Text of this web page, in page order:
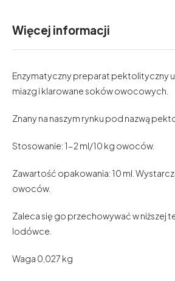
Więcej informacji
Enzymatyczny preparat pektolityczny
miazg i klarowane soków owocowych.
Znany na naszym rynku pod nazwą
Stosowanie: 1-2 ml/10 kg owoców.
Zawartość opakowania: 10 ml.
owoców.
Zaleca się go przechowywać w niższej
lodówce.
Waga 0,027 kg